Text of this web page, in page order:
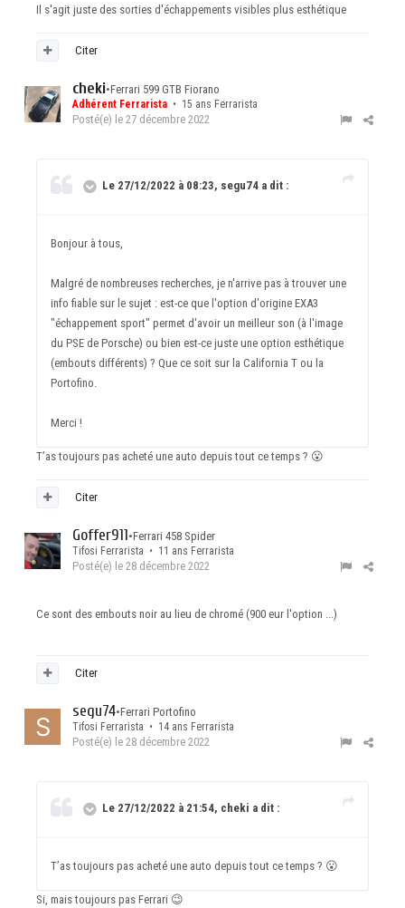
Il s'agit juste des sorties d'échappements visibles plus esthétique
Citer
cheki•Ferrari 599 GTB Fiorano
Adhérent Ferrarista • 15 ans Ferrarista
Posté(e) le 27 décembre 2022
Le 27/12/2022 à 08:23, segu74 a dit :
Bonjour à tous,
Malgré de nombreuses recherches, je n'arrive pas à trouver une
info fiable sur le sujet : est-ce que l'option d'origine EXA3
"échappement sport" permet d'avoir un meilleur son (à l'image
du PSE de Porsche) ou bien est-ce juste une option esthétique
(embouts différents) ? Que ce soit sur la California T ou la
Portofino.
Merci !
T’as toujours pas acheté une auto depuis tout ce temps ? 😮
Citer
Goffer911•Ferrari 458 Spider
Tifosi Ferrarista • 11 ans Ferrarista
Posté(e) le 28 décembre 2022
Ce sont des embouts noir au lieu de chromé (900 eur l'option ...)
Citer
segu74•Ferrari Portofino
Tifosi Ferrarista • 14 ans Ferrarista
Posté(e) le 28 décembre 2022
Le 27/12/2022 à 21:54, cheki a dit :
T’as toujours pas acheté une auto depuis tout ce temps ? 😮
Si, mais toujours pas Ferrari 😉